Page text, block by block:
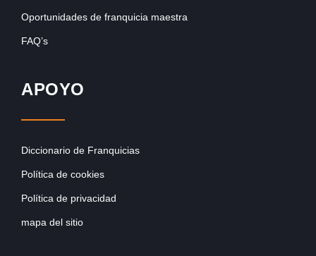
Oportunidades de franquicia maestra
FAQ’s
APOYO
Diccionario de Franquicias
Política de cookies
Política de privacidad
mapa del sitio